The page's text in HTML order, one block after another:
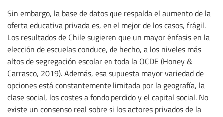
Sin embargo, la base de datos que respalda el aumento de la
oferta educativa privada es, en el mejor de los casos, frágil.
Los resultados de Chile sugieren que un mayor énfasis en la
elección de escuelas conduce, de hecho, a los niveles más
altos de segregación escolar en toda la OCDE (Honey &
Carrasco, 2019). Además, esa supuesta mayor variedad de
opciones está constantemente limitada por la geografía, la
clase social, los costes a fondo perdido y el capital social. No
existe un consenso real sobre si los actores privados de la